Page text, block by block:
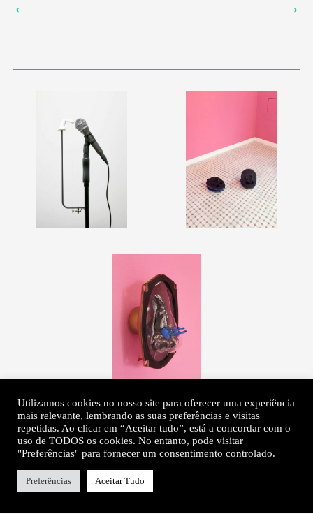
← →
Utilizamos cookies no nosso site para oferecer uma experiência
mais relevante, lembrando as suas preferências e visitas
repetidas. Ao clicar em “Aceitar tudo”, está a concordar com o
uso de TODOS os cookies. No entanto, pode visitar
"Preferências" para fornecer um consentimento controlado.
Preferências Aceitar Tudo